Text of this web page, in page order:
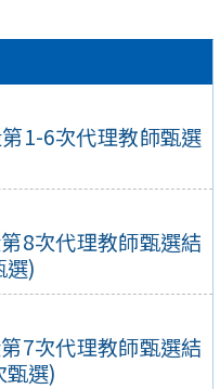
1-6次代理教師甄選
8次代理教師甄選結
選)
7次代理教師甄選結
甄選)